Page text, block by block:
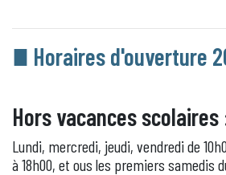
Horaires d'ouverture
Hors vacances scolaires
Lundi, mercredi, jeudi, vendredi de
à 18h00, et ous les premiers samedis